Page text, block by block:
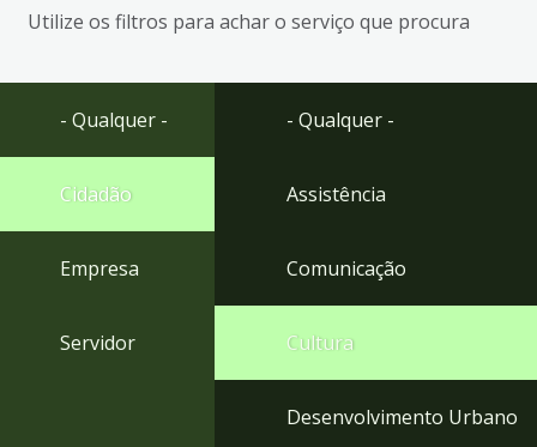
busca
Ir
rodapé
Utilize os filtros para achar o serviço que procura
- Qualquer -
Cidadão
Empresa
Servidor
- Qualquer -
Assistência
Comunicação
Cultura
Desenvolvimento Urbano